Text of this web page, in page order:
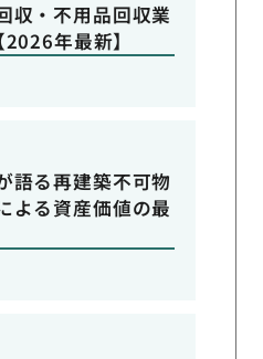
収・不用品回収業
年最新】
語る再建築不可物
よる資産価値の最